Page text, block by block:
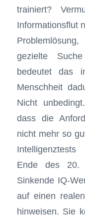
trainiert?
Informationsflut
gezielte
bedeutet das
Menschheit
Nicht
dass die
nicht mehr so
Ende des 20.
Sinkende IQ-
auf einen
hinweisen. Sie